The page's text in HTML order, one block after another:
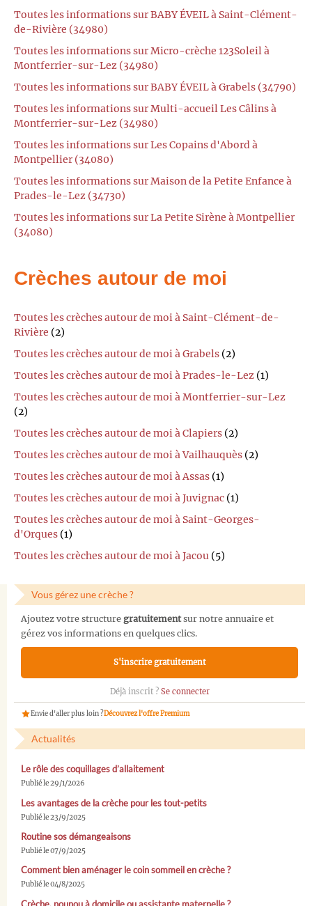
Toutes les informations sur BABY ÉVEIL à Saint-Clément-
de-Rivière (34980)
Toutes les informations sur Micro-crèche 123Soleil à
Montferrier-sur-Lez (34980)
Toutes les informations sur BABY ÉVEIL à Grabels (34790)
Toutes les informations sur Multi-accueil Les Câlins à
Montferrier-sur-Lez (34980)
Toutes les informations sur Les Copains d'Abord à
Montpellier (34080)
Toutes les informations sur Maison de la Petite Enfance à
Prades-le-Lez (34730)
Toutes les informations sur La Petite Sirène à Montpellier
(34080)
Crèches autour de moi
Toutes les crèches autour de moi à Saint-Clément-de-
Rivière (2)
Toutes les crèches autour de moi à Grabels (2)
Toutes les crèches autour de moi à Prades-le-Lez (1)
Toutes les crèches autour de moi à Montferrier-sur-Lez
(2)
Toutes les crèches autour de moi à Clapiers (2)
Toutes les crèches autour de moi à Vailhauquès (2)
Toutes les crèches autour de moi à Assas (1)
Toutes les crèches autour de moi à Juvignac (1)
Toutes les crèches autour de moi à Saint-Georges-
d'Orques (1)
Toutes les crèches autour de moi à Jacou (5)
Vous gérez une crèche ?
Ajoutez votre structure gratuitementsur notre annuaire et
gérez vos informations en quelques clics.
S'inscrire gratuitement
Déjà inscrit ? Se connecter
Envie d'aller plus loin ?Découvrez l'offre Premium
Actualités
Le rôle des coquillages d’allaitement
Publié le 29/1/2026
Les avantages de la crèche pour les tout-petits
Publié le 23/9/2025
Routine sos démangeaisons
Publié le 07/9/2025
Comment bien aménager le coin sommeil en crèche ?
Publié le 04/8/2025